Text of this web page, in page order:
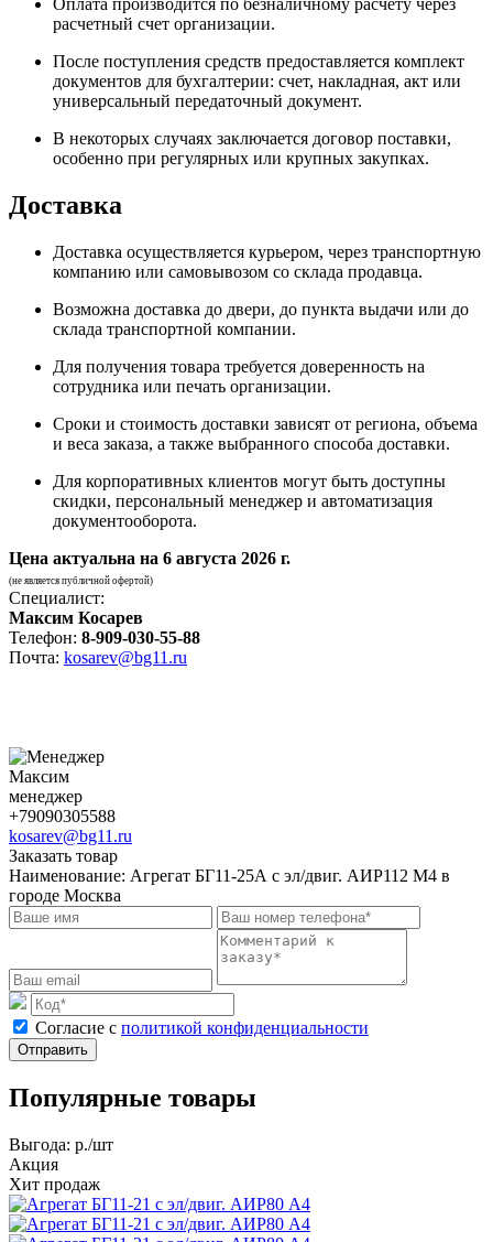
Оплата производится по безналичному расчету через
расчетный счет организации.
После поступления средств предоставляется комплект
документов для бухгалтерии: счет, накладная, акт или
универсальный передаточный документ.
В некоторых случаях заключается договор поставки,
особенно при регулярных или крупных закупках.
Доставка
Доставка осуществляется курьером, через транспортную
компанию или самовывозом со склада продавца.
Возможна доставка до двери, до пункта выдачи или до
склада транспортной компании.
Для получения товара требуется доверенность на
сотрудника или печать организации.
Сроки и стоимость доставки зависят от региона, объема
и веса заказа, а также выбранного способа доставки.
Для корпоративных клиентов могут быть доступны
скидки, персональный менеджер и автоматизация
документооборота.
Цена актуальна на 6 августа 2026 г.
(не является публичной офертой)
Специалист:
Максим Косарев
Телефон: 8-909-030-55-88
Почта: kosarev@bg11.ru
Максим
менеджер
+79090305588
kosarev@bg11.ru
Заказать товар
Наименование: Агрегат БГ11-25А с эл/двиг. АИР112 М4 в
городе Москва
Cогласие с политикой конфиденциальности
Отправить
Популярные товары
Выгода: р./шт
Акция
Хит продаж